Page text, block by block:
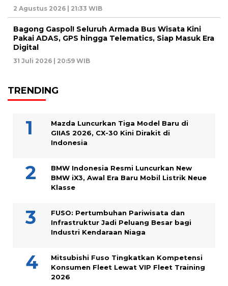
2 Agustus 2026 | 21:33 WIB
Bagong Gaspol! Seluruh Armada Bus Wisata Kini
Pakai ADAS, GPS hingga Telematics, Siap Masuk Era
Digital
31 Juli 2026 | 20:59 WIB
TRENDING
Mazda Luncurkan Tiga Model Baru di
GIIAS 2026, CX-30 Kini Dirakit di
Indonesia
BMW Indonesia Resmi Luncurkan New
BMW iX3, Awal Era Baru Mobil Listrik Neue
Klasse
FUSO: Pertumbuhan Pariwisata dan
Infrastruktur Jadi Peluang Besar bagi
Industri Kendaraan Niaga
Mitsubishi Fuso Tingkatkan Kompetensi
Konsumen Fleet Lewat VIP Fleet Training
2026